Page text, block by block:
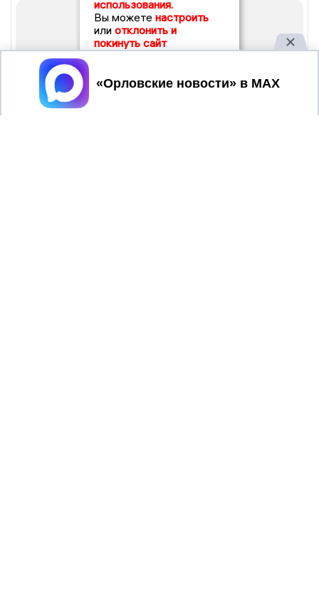
использования.
Вы можете настроить
или отклонить и
покинуть сайт
Принять